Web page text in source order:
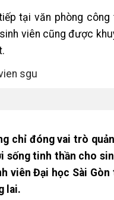
tại văn phòng
viên cũng được
chỉ đóng vai trò
sống tinh thần cho
viên Đại học Sài
lai.